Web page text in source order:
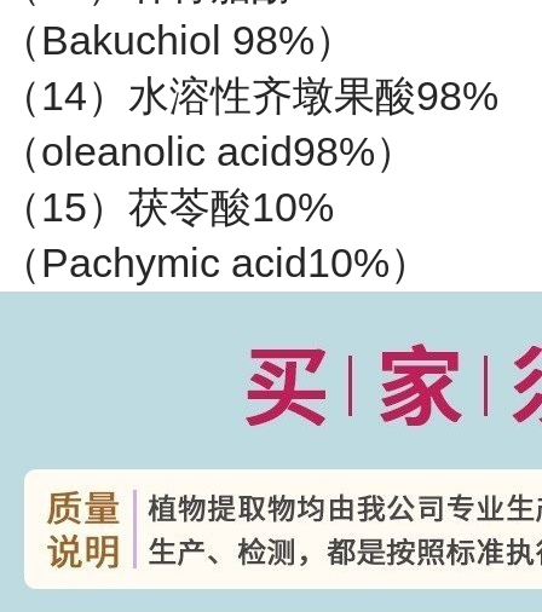
（Bakuchiol 98%）
（14）水溶性齐墩果酸98%
（oleanolic acid98%）
（15）茯苓酸10%
（Pachymic acid10%）